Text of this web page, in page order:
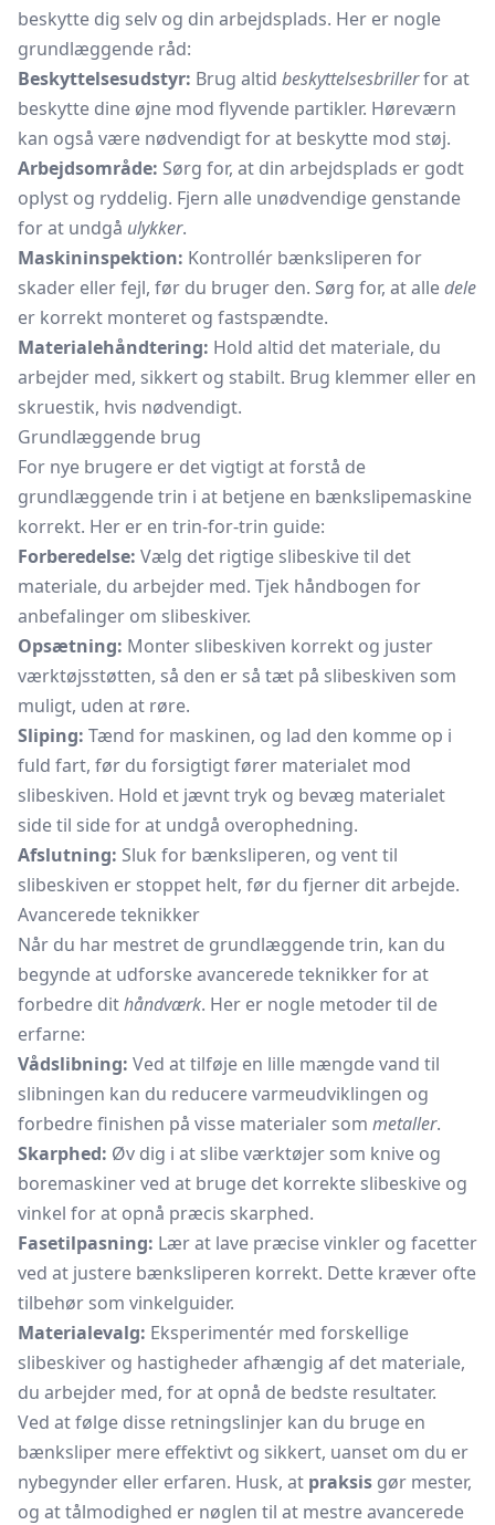
beskytte dig selv og din arbejdsplads. Her er nogle
grundlæggende råd:
Beskyttelsesudstyr: Brug altid beskyttelsesbrillerfor at
beskytte dine øjne mod flyvende partikler. Høreværn
kan også være nødvendigt for at beskytte mod støj.
Arbejdsområde: Sørg for, at din arbejdsplads er godt
oplyst og ryddelig. Fjern alle unødvendige genstande
for at undgå ulykker.
Maskininspektion: Kontrollér bænksliperen for
skader eller fejl, før du bruger den. Sørg for, at alledele
er korrekt monteret og fastspændte.
Materialehåndtering: Hold altid det materiale, du
arbejder med, sikkert og stabilt. Brug klemmer eller en
skruestik, hvis nødvendigt.
Grundlæggende brug
For nye brugere er det vigtigt at forstå de
grundlæggende trin i at betjene en bænkslipemaskine
korrekt. Her er en trin-for-trin guide:
Forberedelse: Vælg det rigtige slibeskive til det
materiale, du arbejder med. Tjek håndbogen for
anbefalinger om slibeskiver.
Opsætning: Monter slibeskiven korrekt og juster
værktøjsstøtten, så den er så tæt på slibeskiven som
muligt, uden at røre.
Sliping: Tænd for maskinen, og lad den komme op i
fuld fart, før du forsigtigt fører materialet mod
slibeskiven. Hold et jævnt tryk og bevæg materialet
side til side for at undgå overophedning.
Afslutning: Sluk for bænksliperen, og vent til
slibeskiven er stoppet helt, før du fjerner dit arbejde.
Avancerede teknikker
Når du har mestret de grundlæggende trin, kan du
begynde at udforske avancerede teknikker for at
forbedre dithåndværk. Her er nogle metoder til de
erfarne:
Vådslibning: Ved at tilføje en lille mængde vand til
slibningen kan du reducere varmeudviklingen og
forbedre finishen på visse materialer som metaller.
Skarphed: Øv dig i at slibe værktøjer som knive og
boremaskiner ved at bruge det korrekte slibeskive og
vinkel for at opnå præcis skarphed.
Fasetilpasning: Lær at lave præcise vinkler og facetter
ved at justere bænksliperen korrekt. Dette kræver ofte
tilbehør som vinkelguider.
Materialevalg: Eksperimentér med forskellige
slibeskiver og hastigheder afhængig af det materiale,
du arbejder med, for at opnå de bedste resultater.
Ved at følge disse retningslinjer kan du bruge en
bænksliper mere effektivt og sikkert, uanset om du er
nybegynder eller erfaren. Husk, at praksis gør mester,
og at tålmodighed er nøglen til at mestre avancerede